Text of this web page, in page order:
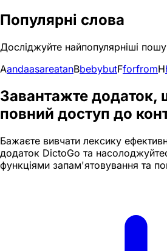
Популярні слова
Досліджуйте найпопулярніші
AandaasareatanBbebybutFforfromH
Завантажте додаток,
повний доступ до
Бажаєте вивчати лексику
додаток DictoGo та
функціями запам'ятовування та